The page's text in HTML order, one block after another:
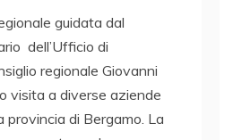
guidata dal
dell’Ufficio di
regionale Giovanni
visita a diverse aziende
provincia di Bergamo. La